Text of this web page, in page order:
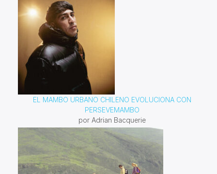
EL MAMBO URBANO CHILENO EVOLUCIONA CON
PERSEVEMAMBO
por Adrian Bacquerie